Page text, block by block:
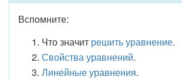
Вспомните:
Что значит решить уравнение.
Свойства уравнений.
Линейные уравнения.